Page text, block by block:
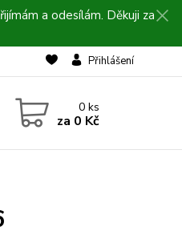
a odesílám. Děkuji za
Přihlášení
0ks
za 0 Kč